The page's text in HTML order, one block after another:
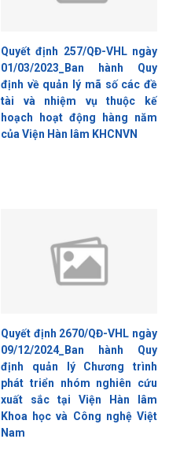
Quyết định 257/QĐ-VHL ngày
01/03/2023_Ban hành Quy
định về quản lý mã số các đề
tài và nhiệm vụ thuộc kế
hoạch hoạt động hàng năm
của Viện Hàn lâm KHCNVN
Quyết định 2670/QĐ-VHL ngày
09/12/2024_Ban hành Quy
định quản lý Chương trình
phát triển nhóm nghiên cứu
xuất sắc tại Viện Hàn lâm
Khoa học và Công nghệ Việt
Nam